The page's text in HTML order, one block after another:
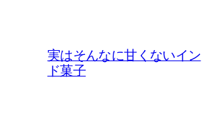
実はそんなに甘くないイン
ド菓子